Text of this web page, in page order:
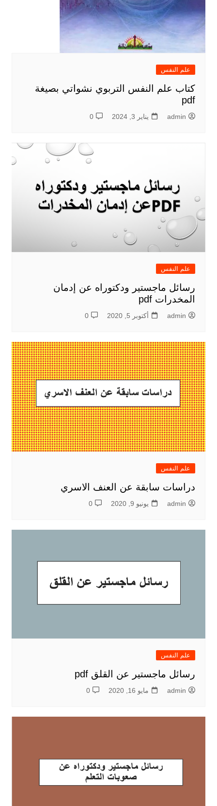
علم النفس
كتاب علم النفس التربوي نشواتي بصيغة
pdf
admin يناير 3, 2024 0
علم النفس
رسائل ماجستير ودكتوراه عن إدمان
المخدرات pdf
admin أكتوبر 5, 2020 0
علم النفس
دراسات سابقة عن العنف الاسري
admin يونيو 9, 2020 0
علم النفس
رسائل ماجستير عن القلق pdf
admin مايو 16, 2020 0